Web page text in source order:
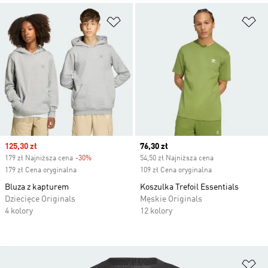
Dodaj do listy życzeń
Sale price
125,30 zł
179 zł Najniższa cena -30%
179 zł Cena oryginalna
Bluza z kapturem
Dziecięce Originals
4 kolory
Current price
76,30 zł
54,50 zł Najniższa cena
109 zł Cena oryginalna
Koszulka Trefoil Essentials
Męskie Originals
12 kolory